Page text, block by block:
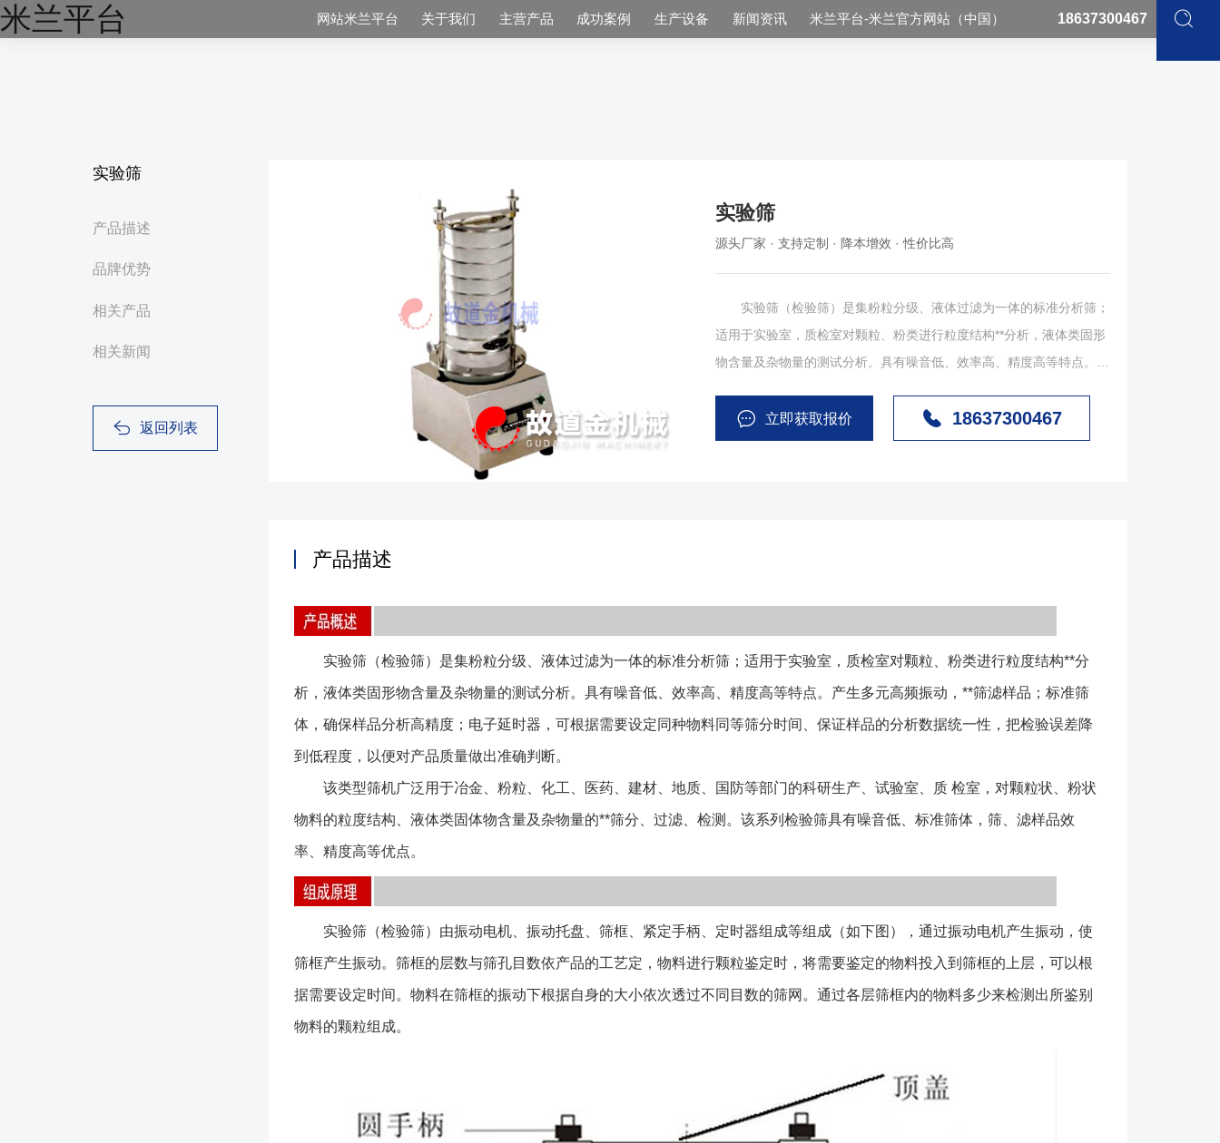
米兰平台 网站米兰平台 关于我们 主营产品 成功案例 生产设备 新闻资讯 米兰平台-米兰官方网站（中国） 18637300467
实验筛
产品描述
品牌优势
相关产品
相关新闻
返回列表
实验筛
源头厂家 · 支持定制 · 降本增效 · 性价比高
实验筛（检验筛）是集粉粒分级、液体过滤为一体的标准分析筛；
适用于实验室，质检室对颗粒、粉类进行粒度结构**分析，液体类固形
物含量及杂物量的测试分析。具有噪音低、效率高、精度高等特点。产
延时器，可根据需要设定同种物料同等筛分时间、保证样品的分析数据
统一性，把检验误差降到低程度，以便对产品质量做出准确判断。
（如下图），通过振动电机产生振动，使筛框产生振动。筛框的层数与
筛孔目数依产品的工艺定，物料进行颗粒鉴定时，将需要鉴定的物料投
入到筛框的上层，可以根据需要设定时间。物料在筛框的振动下根据自
身的大小依次透过不同目数的筛网。通过各层筛框内的物料多少来检测
出所鉴别物料的颗粒组成。 1、筛框采用SUS304不锈钢拉伸抛光
编织网和冲孔板,网孔要求两种，广泛用于超硬材料（金刚石，立方氮
化硼）磨料，地堪，冶金，药典，化工建材等行业颗粒物料的**标准筛
一规格网孔一致。金属丝编织标准筛，标准筛网孔尺寸方孔可至0.02毫
米（20微米）三角孔标准筛网孔尺寸可至0.005毫米（5微米），标准
筛筛网材质有黄铜H80、不锈钢SUS304．并可经电镀，化学加工可使
筛面光滑耐磨,同时经纬丝结点固定在一起,网孔长期使用不会变
形。 4、电子定时器 **计时，确保测试结果的准确性和可重复
立即获取报价 18637300467
产品描述
实验筛（检验筛）是集粉粒分级、液体过滤为一体的标准分析筛；适用于实验室，质检室对颗粒、粉类进行粒度结构**分
析，液体类固形物含量及杂物量的测试分析。具有噪音低、效率高、精度高等特点。产生多元高频振动，**筛滤样品；标准筛
体，确保样品分析高精度；电子延时器，可根据需要设定同种物料同等筛分时间、保证样品的分析数据统一性，把检验误差降
到低程度，以便对产品质量做出准确判断。
该类型筛机广泛用于冶金、粉粒、化工、医药、建材、地质、国防等部门的科研生产、试验室、质 检室，对颗粒状、粉状
物料的粒度结构、液体类固体物含量及杂物量的**筛分、过滤、检测。该系列检验筛具有噪音低、标准筛体，筛、滤样品效
率、精度高等优点。
实验筛（检验筛）由振动电机、振动托盘、筛框、紧定手柄、定时器组成等组成（如下图），通过振动电机产生振动，使
筛框产生振动。筛框的层数与筛孔目数依产品的工艺定，物料进行颗粒鉴定时，将需要鉴定的物料投入到筛框的上层，可以根
据需要设定时间。物料在筛框的振动下根据自身的大小依次透过不同目数的筛网。通过各层筛框内的物料多少来检测出所鉴别
物料的颗粒组成。